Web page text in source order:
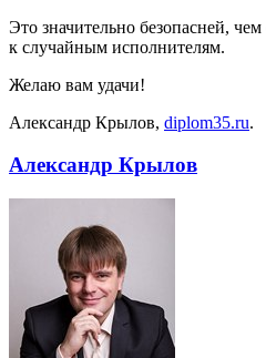
Это значительно безопасней,
к случайным исполнителям.
Желаю вам удачи!
Александр Крылов, diplom35.ru.
Александр Крылов